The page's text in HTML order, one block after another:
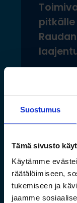
Suostumus
Tämä sivusto
Käytämme
räätälöimiseen,
tukemiseen ja
jaamme